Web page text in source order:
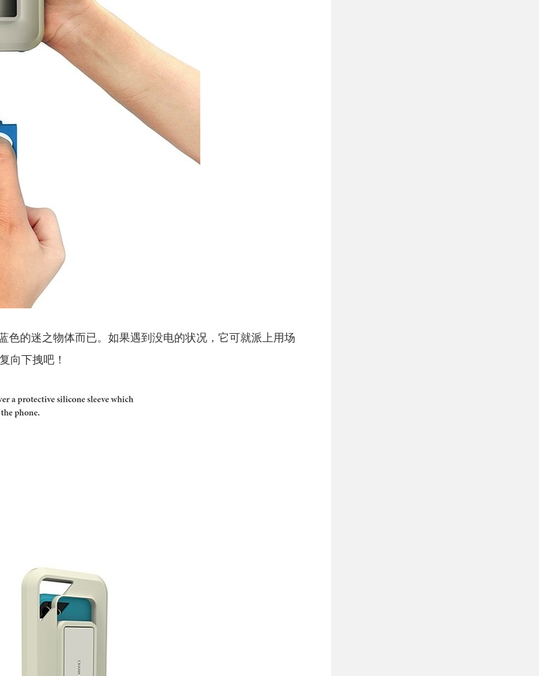
色的迷之物体而已。如果遇到没电的状况，它可就派上用场
向下拽吧！